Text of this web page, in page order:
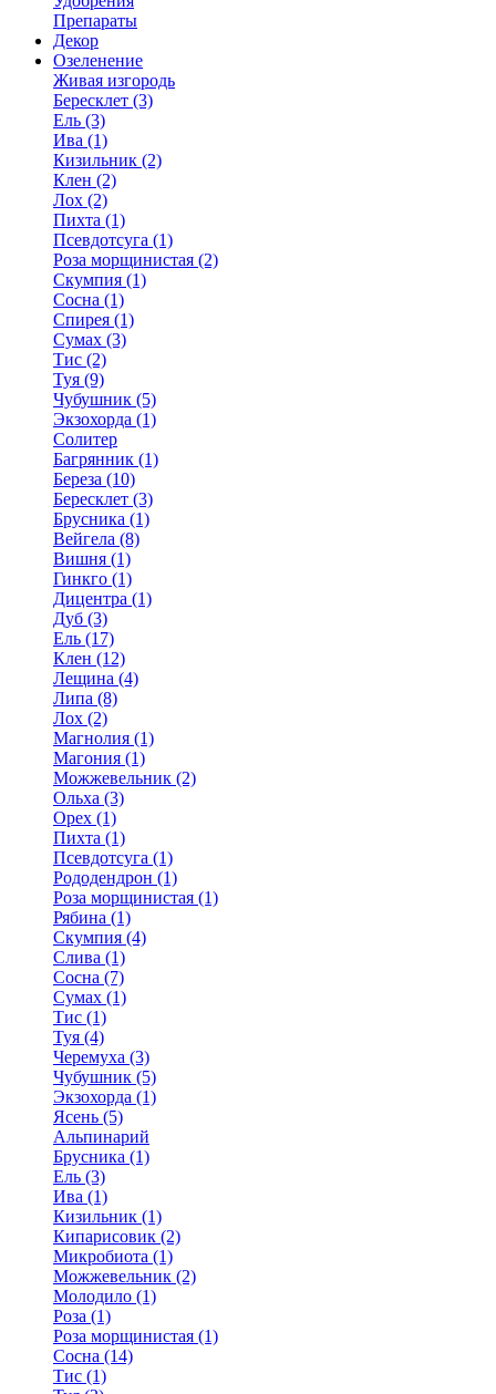
Препараты
Декор
Озеленение
Живая изгородь
Бересклет (3)
Ель (3)
Ива (1)
Кизильник (2)
Клен (2)
Лох (2)
Пихта (1)
Псевдотсуга (1)
Роза морщинистая (2)
Скумпия (1)
Сосна (1)
Спирея (1)
Сумах (3)
Тис (2)
Туя (9)
Чубушник (5)
Экзохорда (1)
Солитер
Багрянник (1)
Береза (10)
Бересклет (3)
Брусника (1)
Вейгела (8)
Вишня (1)
Гинкго (1)
Дицентра (1)
Дуб (3)
Ель (17)
Клен (12)
Лещина (4)
Липа (8)
Лох (2)
Магнолия (1)
Магония (1)
Можжевельник (2)
Ольха (3)
Орех (1)
Пихта (1)
Псевдотсуга (1)
Рододендрон (1)
Роза морщинистая (1)
Рябина (1)
Скумпия (4)
Слива (1)
Сосна (7)
Сумах (1)
Тис (1)
Туя (4)
Черемуха (3)
Чубушник (5)
Экзохорда (1)
Ясень (5)
Альпинарий
Брусника (1)
Ель (3)
Ива (1)
Кизильник (1)
Кипарисовик (2)
Микробиота (1)
Можжевельник (2)
Молодило (1)
Роза (1)
Роза морщинистая (1)
Сосна (14)
Тис (1)